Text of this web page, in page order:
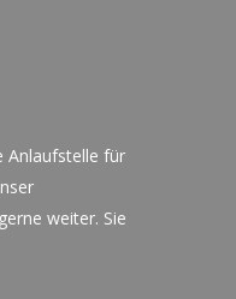
Anlaufstelle für
weiter. Sie